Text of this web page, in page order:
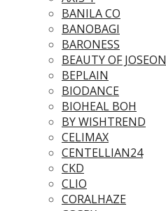
BANILA CO
BANOBAGI
BARONESS
BEAUTY OF JOSEON
BEPLAIN
BIODANCE
BIOHEAL BOH
BY WISHTREND
CELIMAX
CENTELLIAN24
CKD
CLIO
CORALHAZE